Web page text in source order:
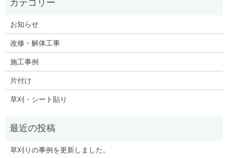
お知らせ
改修・解体工事
施工事例
片付け
草刈・シート貼り
草刈りの事例を更新しました。